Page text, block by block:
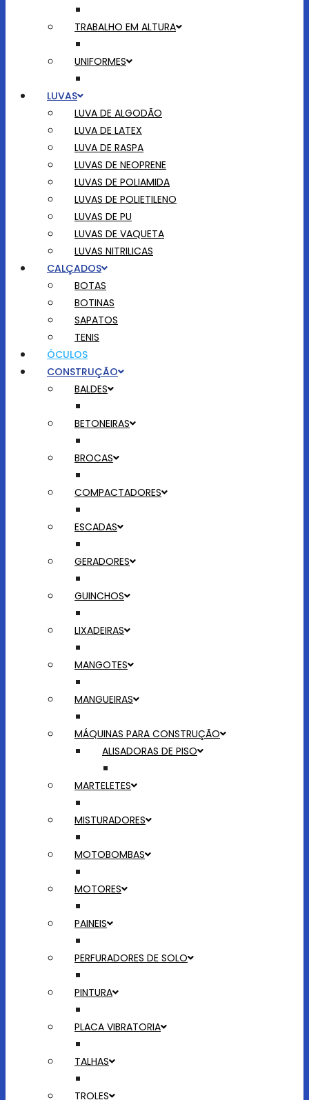
TRABALHO EM ALTURA
UNIFORMES
LUVAS
LUVA DE ALGODÃO
LUVA DE LATEX
LUVA DE RASPA
LUVAS DE NEOPRENE
LUVAS DE POLIAMIDA
LUVAS DE POLIETILENO
LUVAS DE PU
LUVAS DE VAQUETA
LUVAS NITRILICAS
CALÇADOS
BOTAS
BOTINAS
SAPATOS
TENIS
ÓCULOS
CONSTRUÇÃO
BALDES
BETONEIRAS
BROCAS
COMPACTADORES
ESCADAS
GERADORES
GUINCHOS
LIXADEIRAS
MANGOTES
MANGUEIRAS
MÁQUINAS PARA CONSTRUÇÃO
ALISADORAS DE PISO
MARTELETES
MISTURADORES
MOTOBOMBAS
MOTORES
PAINEIS
PERFURADORES DE SOLO
PINTURA
PLACA VIBRATORIA
TALHAS
TROLES